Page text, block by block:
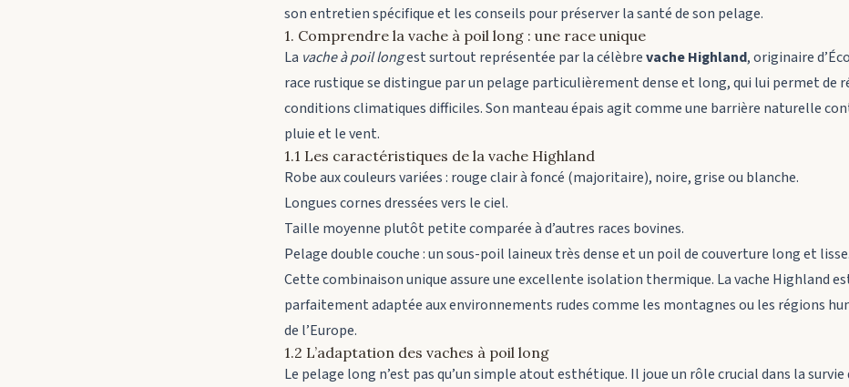
son entretien spécifique et les conseils pour préserver la santé de son pelage.
1. Comprendre la vache à poil long : une race unique
La vache à poil longest surtout représentée par la célèbrevache Highland, originaire
race rustique se distingue par un pelage particulièrement dense et long, qui lui permet de
conditions climatiques difficiles. Son manteau épais agit comme une barrière naturelle
pluie et le vent.
1.1 Les caractéristiques de la vache Highland
Robe aux couleurs variées : rouge clair à foncé (majoritaire), noire, grise ou blanche.
Longues cornes dressées vers le ciel.
Taille moyenne plutôt petite comparée à d’autres races bovines.
Pelage double couche : un sous-poil laineux très dense et un poil de couverture long et lisse.
Cette combinaison unique assure une excellente isolation thermique. La vache Highland
parfaitement adaptée aux environnements rudes comme les montagnes ou les régions
de l’Europe.
1.2 L’adaptation des vaches à poil long
Le pelage long n’est pas qu’un simple atout esthétique. Il joue un rôle crucial dans la survie